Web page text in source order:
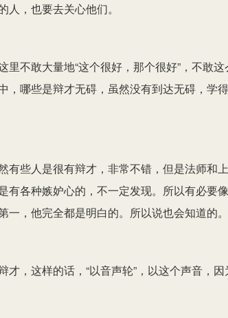
人，也要去关心他们。
里不敢大量地“这个很好，那个很好”，不敢
，哪些是辩才无碍，虽然没有到达无碍，学
有些人是很有辩才，非常不错，但是法师和
有各种嫉妒心的，不一定发现。所以有必要
一，他完全都是明白的。所以说也会知道的。
才，这样的话，“以音声轮”，以这个声音，